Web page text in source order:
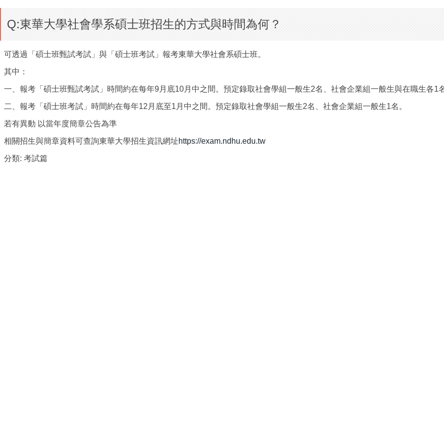
Q:東華大學社會學系碩士班招生的方式與時間為何？
可透過「碩士班甄試考試」與「碩士班考試」報考東華大學社會系碩士班。
其中：
一、報考「碩士班甄試考試」時間約在每年9月底10月中之間。預定錄取社會學組一般生2名、社會企業組一般生與在職生各1
二、報考「碩士班考試」時間約在每年12月底至1月中之間。預定錄取社會學組一般生2名、社會企業組一般生1名。
若有異動 以當年度簡章公告為準
相關招生與簡章資料可查詢東華大學招生資訊網址https://exam.ndhu.edu.tw
分類: 考試篇